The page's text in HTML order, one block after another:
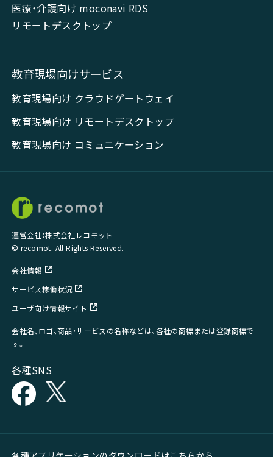
医療・介護向け moconavi RDS
リモートデスクトップ
教育現場向けサービス
教育現場向け クラウドゲートウェイ
教育現場向け リモートデスクトップ
教育現場向け コミュニケーション
運営会社：株式会社レコモット
© recomot. All Rights Reserved.
会社情報
サービス稼働状況
ユーザ向け情報サイト
会社名、ロゴ、商品・サービスの名称などは、各社の商標または登録商標で
す。
各種SNS